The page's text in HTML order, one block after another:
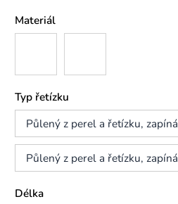
Materiál
Typ řetízku
Půlený z perel a řetízku,
Půlený z perel a řetízku,
Délka